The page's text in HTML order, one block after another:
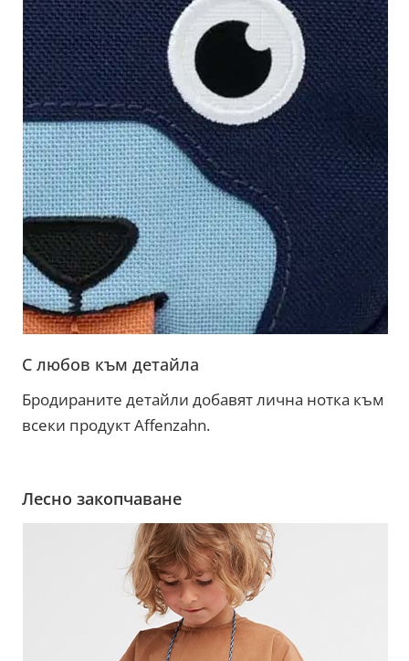
С любов към детайла
Бродираните детайли добавят лична нотка към
всеки продукт Affenzahn.
Лесно закопчаване